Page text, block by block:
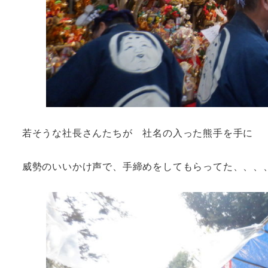
若そうな社長さんたちが 社名の入った熊手を手に
威勢のいいかけ声で、手締めをしてもらってた、、、